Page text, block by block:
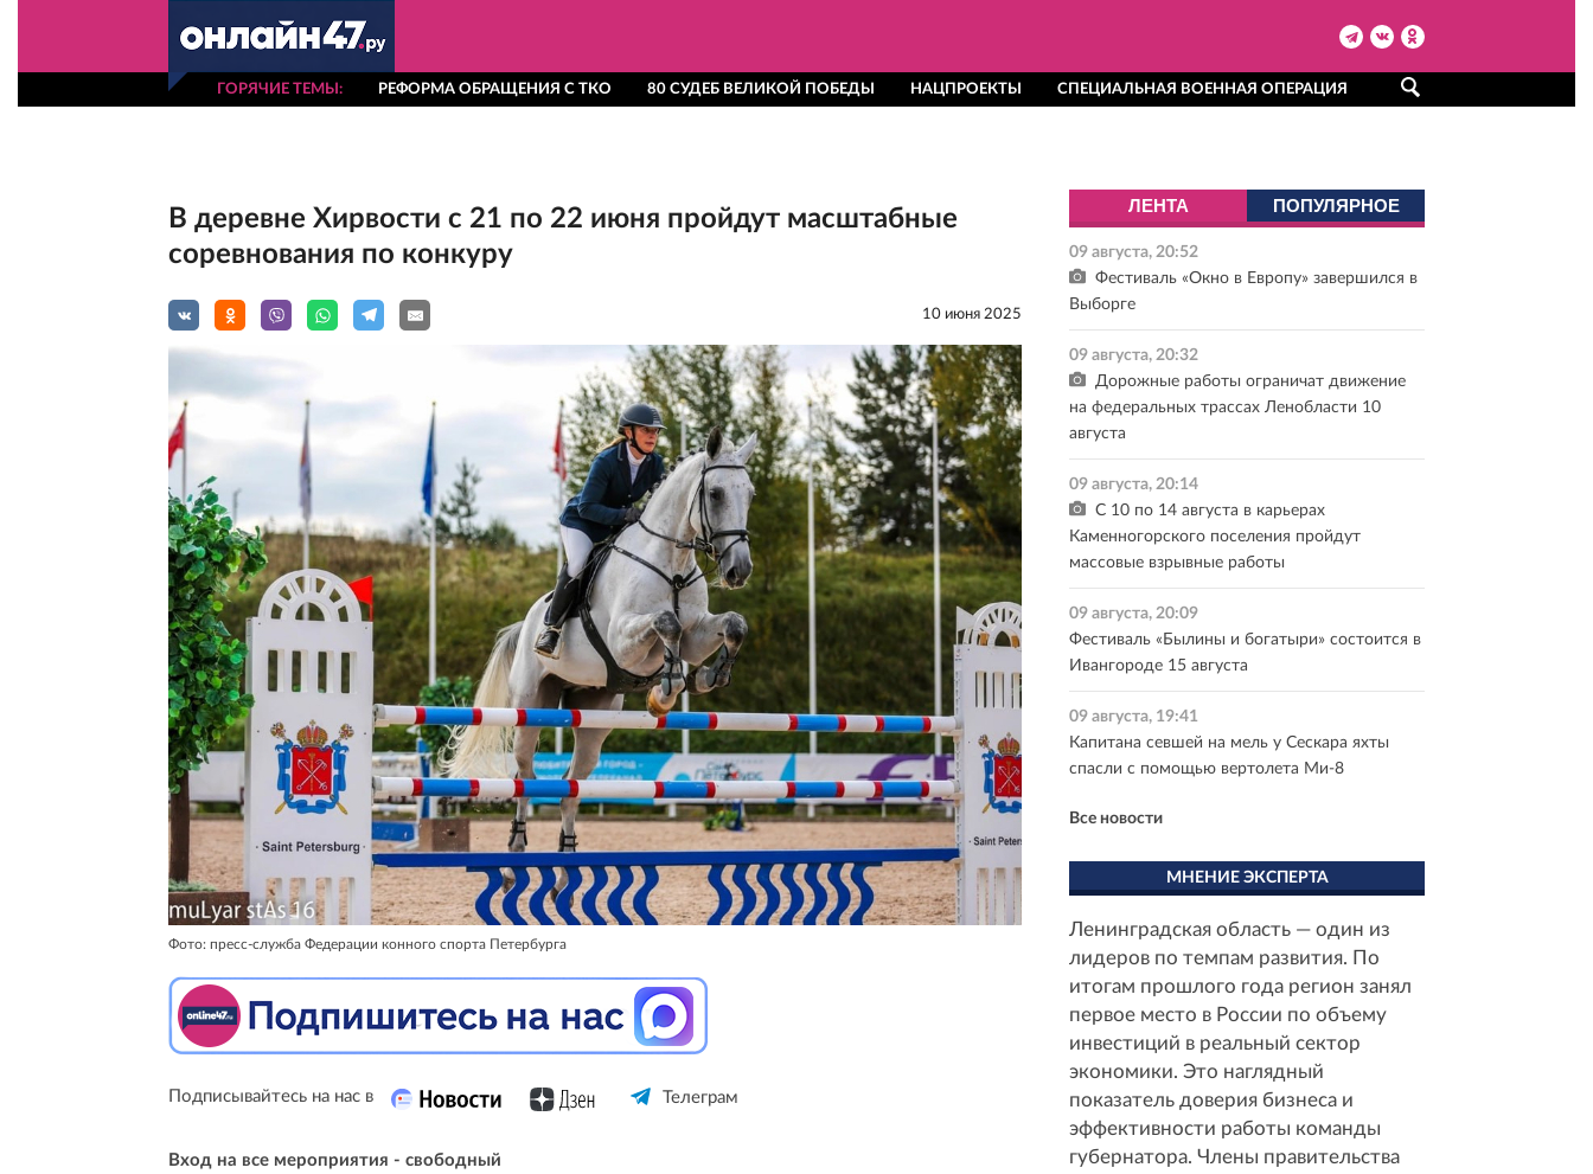
ГОРЯЧИЕ ТЕМЫ РЕФОРМА ОБРАЩЕНИЯ С ТКО 80 СУДЕБ ВЕЛИКОЙ ПОБЕДЫ НАЦПРОЕКТЫ СПЕЦИАЛЬНАЯ ВОЕННАЯ ОПЕРАЦИЯ
В деревне Хирвости с 21 по 22 июня пройдут масштабные
соревнования по конкуру
10 июня 2025
Фото: пресс-служба Федерации конного спорта Петербурга
Подписывайтесь на нас в Телеграм
Вход на все мероприятия - свободный
ЛЕНТА ПОПУЛЯРНОЕ
09 августа, 20:52
Фестиваль «Окно в Европу» завершился в
Выборге
09 августа, 20:32
Дорожные работы ограничат движение
на федеральных трассах Ленобласти 10
августа
09 августа, 20:14
С 10 по 14 августа в карьерах
Каменногорского поселения пройдут
массовые взрывные работы
09 августа, 20:09
Фестиваль «Былины и богатыри» состоится в
Ивангороде 15 августа
09 августа, 19:41
Капитана севшей на мель у Сескара яхты
спасли с помощью вертолета Ми-8
Все новости
МНЕНИЕ ЭКСПЕРТА
Ленинградская область — один из
лидеров по темпам развития. По
итогам прошлого года регион занял
первое место в России по объему
инвестиций в реальный сектор
экономики. Это наглядный
показатель доверия бизнеса и
эффективности работы команды
губернатора. Члены правительства